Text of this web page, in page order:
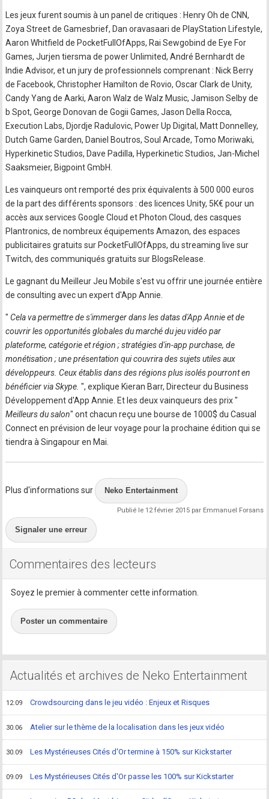
Les jeux furent soumis à un panel de critiques : Henry Oh de CNN,
Zoya Street de Gamesbrief, Dan oravasaari de PlayStation Lifestyle,
Aaron Whitfield de PocketFullOfApps, Rai Sewgobind de Eye For
Games, Jurjen tiersma de power Unlimited, André Bernhardt de
Indie Advisor, et un jury de professionnels comprenant : Nick Berry
de Facebook, Christopher Hamilton de Rovio, Oscar Clark de Unity,
Candy Yang de Aarki, Aaron Walz de Walz Music, Jamison Selby de
b Spot, George Donovan de Gogii Games, Jason Della Rocca,
Execution Labs, Djordje Radulovic, Power Up Digital, Matt Donnelley,
Dutch Game Garden, Daniel Boutros, Soul Arcade, Tomo Moriwaki,
Hyperkinetic Studios, Dave Padilla, Hyperkinetic Studios, Jan-Michel
Saaksmeier, Bigpoint GmbH.
Les vainqueurs ont remporté des prix équivalents à 500 000 euros
de la part des différents sponsors : des licences Unity, 5K€ pour un
accès aux services Google Cloud et Photon Cloud, des casques
Plantronics, de nombreux équipements Amazon, des espaces
publicitaires gratuits sur PocketFullOfApps, du streaming live sur
Twitch, des communiqués gratuits sur BlogsRelease.
Le gagnant du Meilleur Jeu Mobile s'est vu offrir une journée entière
de consulting avec un expert d'App Annie.
" Cela va permettre de s'immerger dans les datas d'App Annie et de
couvrir les opportunités globales du marché du jeu vidéo par
plateforme, catégorie et région ; stratégies d'in-app purchase, de
monétisation ; une présentation qui couvrira des sujets utiles aux
développeurs. Ceux établis dans des régions plus isolés pourront en
bénéficier via Skype.", explique Kieran Barr, Directeur du Business
Développement d'App Annie. Et les deux vainqueurs des prix "
Meilleurs du salon" ont chacun reçu une bourse de 1000$ du Casual
Connect en prévision de leur voyage pour la prochaine édition qui se
tiendra à Singapour en Mai.
Plus d'informations sur Neko Entertainment
Publié le 12 février 2015 par Emmanuel Forsans
Signaler une erreur
Commentaires des lecteurs
Soyez le premier à commenter cette information.
Poster un commentaire
Actualités et archives de Neko Entertainment
12.09 Crowdsourcing dans le jeu vidéo : Enjeux et Risques
30.06 Atelier sur le thème de la localisation dans les jeux vidéo
30.09 Les Mystérieuses Cités d'Or termine à 150% sur Kickstarter
09.09 Les Mystérieuses Cités d'Or passe les 100% sur Kickstarter